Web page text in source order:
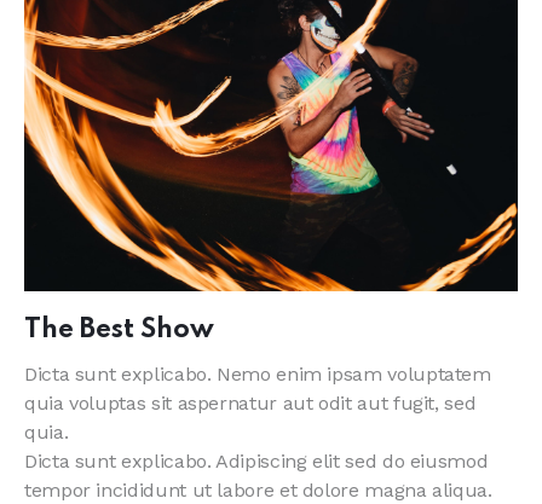
The Best Show
Dicta sunt explicabo. Nemo enim ipsam voluptatem
quia voluptas sit aspernatur aut odit aut fugit, sed
quia.
Dicta sunt explicabo. Adipiscing elit sed do eiusmod
tempor incididunt ut labore et dolore magna aliqua.